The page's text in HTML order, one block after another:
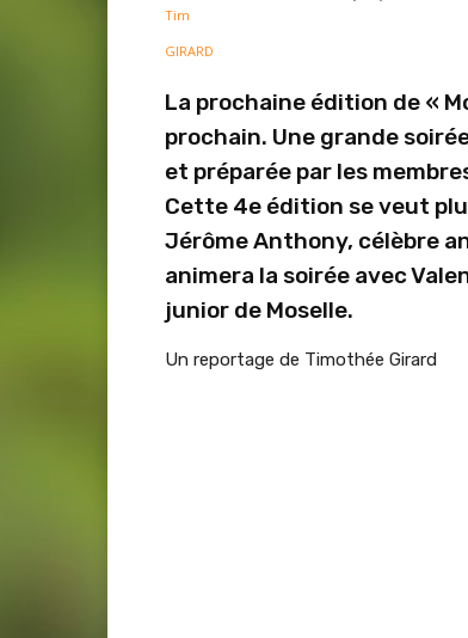
La prochaine édition de «
prochain. Une grande
et préparée par les
Cette 4e édition se veut
Jérôme Anthony, célèbre
animera la soirée avec
junior de Moselle.
Un reportage de Timothée Girard